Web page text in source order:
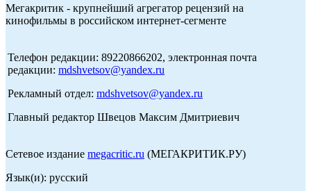
Мегакритик - крупнейший агрегатор рецензий на
кинофильмы в российском интернет-сегменте
Телефон редакции: 89220866202, электронная почта
редакции: mdshvetsov@yandex.ru
Рекламный отдел: mdshvetsov@yandex.ru
Главный редактор Швецов Максим Дмитриевич
Сетевое издание megacritic.ru (МЕГАКРИТИК.РУ)
Язык(и): русский